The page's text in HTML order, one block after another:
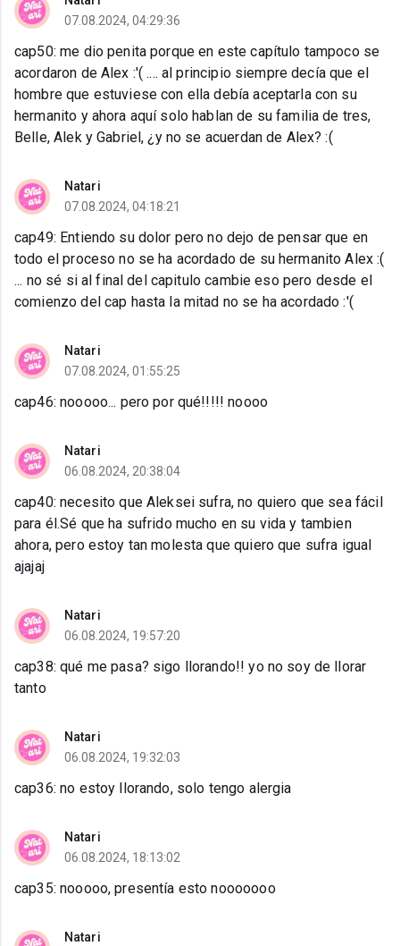
07.08.2024, 04:29:36
cap50: me dio penita porque en este capítulo tampoco se
acordaron de Alex :'( .... al principio siempre decía que el
hombre que estuviese con ella debía aceptarla con su
hermanito y ahora aquí solo hablan de su familia de tres,
Belle, Alek y Gabriel, ¿y no se acuerdan de Alex? :(
Natari
07.08.2024, 04:18:21
cap49: Entiendo su dolor pero no dejo de pensar que en
todo el proceso no se ha acordado de su hermanito Alex :(
... no sé si al final del capitulo cambie eso pero desde el
comienzo del cap hasta la mitad no se ha acordado :'(
Natari
07.08.2024, 01:55:25
cap46: nooooo... pero por qué!!!!! noooo
Natari
06.08.2024, 20:38:04
cap40: necesito que Aleksei sufra, no quiero que sea fácil
para él.Sé que ha sufrido mucho en su vida y tambien
ahora, pero estoy tan molesta que quiero que sufra igual
ajajaj
Natari
06.08.2024, 19:57:20
cap38: qué me pasa? sigo llorando!! yo no soy de llorar
tanto
Natari
06.08.2024, 19:32:03
cap36: no estoy llorando, solo tengo alergia
Natari
06.08.2024, 18:13:02
cap35: nooooo, presentía esto nooooooo
Natari